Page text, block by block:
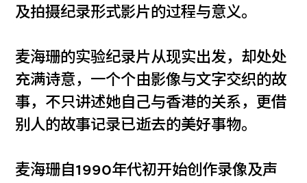
及拍摄纪录形式影片的过程与意义。
麦海珊的实验纪录片从现实出发，却处处
充满诗意，一个个由影像与文字交织的故
事，不只讲述她自己与香港的关系，更借
别人的故事记录已逝去的美好事物。
麦海珊自1990年代初开始创作录像及声